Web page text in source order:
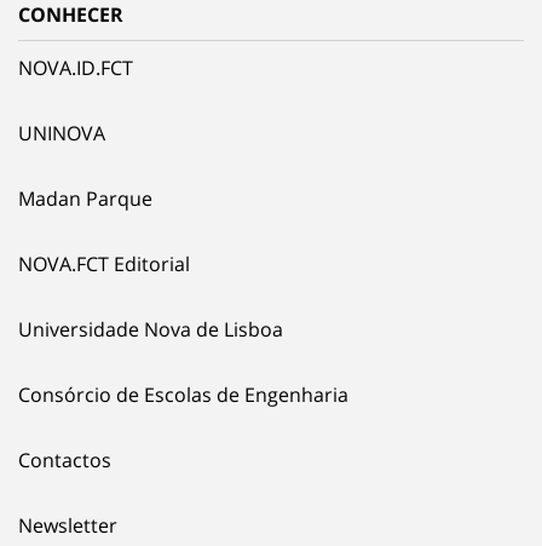
CONHECER
NOVA.ID.FCT
UNINOVA
Madan Parque
NOVA.FCT Editorial
Universidade Nova de Lisboa
Consórcio de Escolas de Engenharia
Contactos
Newsletter